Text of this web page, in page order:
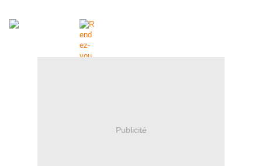
Publicité